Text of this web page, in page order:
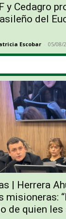
y Cedagro
del
Escobar - 05/08/
| Herrera
misioneras:
de quien les